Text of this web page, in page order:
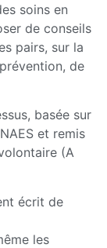
soins en
de conseils
pairs, sur la
de
basée sur
et remis
(A
écrit de
les